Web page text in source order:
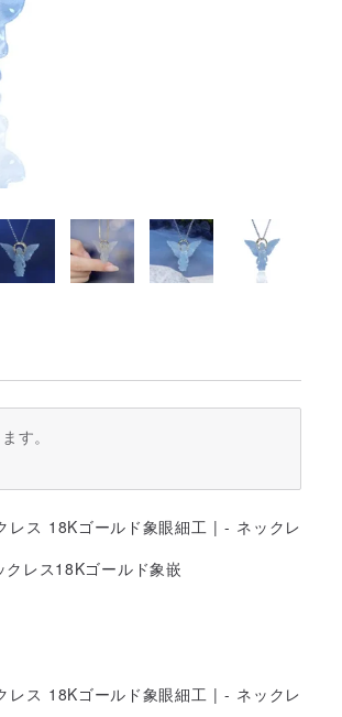
す。
レス18Kゴールド象嵌